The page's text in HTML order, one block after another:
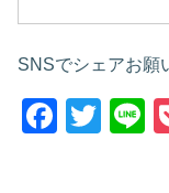
SNSでシェアお願
F
T